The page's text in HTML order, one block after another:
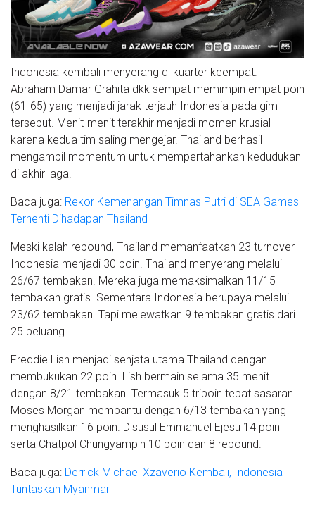
Indonesia kembali menyerang di kuarter keempat.
Abraham Damar Grahita dkk sempat memimpin empat poin
(61-65) yang menjadi jarak terjauh Indonesia pada gim
tersebut. Menit-menit terakhir menjadi momen krusial
karena kedua tim saling mengejar. Thailand berhasil
mengambil momentum untuk mempertahankan kedudukan
di akhir laga.
Baca juga: Rekor Kemenangan Timnas Putri di SEA Games
Terhenti Dihadapan Thailand
Meski kalah rebound, Thailand memanfaatkan 23 turnover
Indonesia menjadi 30 poin. Thailand menyerang melalui
26/67 tembakan. Mereka juga memaksimalkan 11/15
tembakan gratis. Sementara Indonesia berupaya melalui
23/62 tembakan. Tapi melewatkan 9 tembakan gratis dari
25 peluang.
Freddie Lish menjadi senjata utama Thailand dengan
membukukan 22 poin. Lish bermain selama 35 menit
dengan 8/21 tembakan. Termasuk 5 tripoin tepat sasaran.
Moses Morgan membantu dengan 6/13 tembakan yang
menghasilkan 16 poin. Disusul Emmanuel Ejesu 14 poin
serta Chatpol Chungyampin 10 poin dan 8 rebound.
Baca juga: Derrick Michael Xzaverio Kembali, Indonesia
Tuntaskan Myanmar